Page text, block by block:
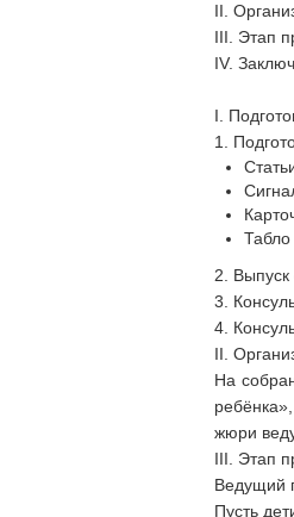
II.
III. Этап
IV.
I.
1.
Табло
2. Выпуск
3.
4.
II.
На
жюри
III. Этап
Ведущий
Пусть